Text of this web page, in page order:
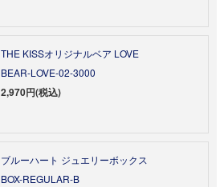
THE KISSオリジナルベア LOVE
BEAR-LOVE-02-3000
2,970円(税込)
ブルーハート ジュエリーボックス
BOX-REGULAR-B